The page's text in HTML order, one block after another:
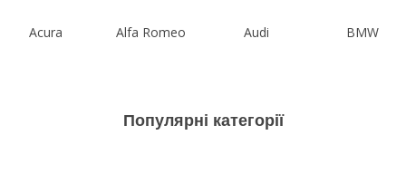
Acura Alfa Romeo Audi BMW
Популярні категорії